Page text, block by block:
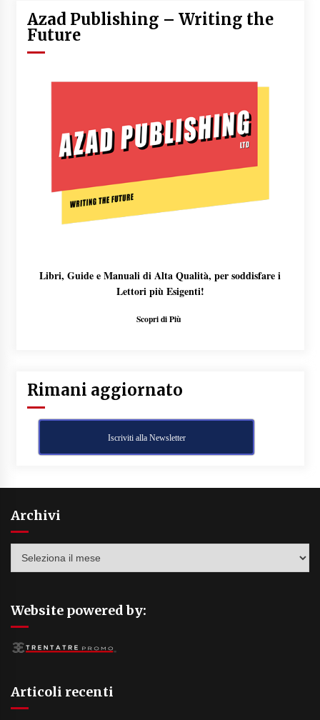
Azad Publishing – Writing the
Future
Libri, Guide e Manuali di Alta Qualità, per soddisfare i
Lettori più Esigenti!
Scopri di Più
Rimani aggiornato
Iscriviti alla Newsletter
Archivi
Website powered by:
Articoli recenti